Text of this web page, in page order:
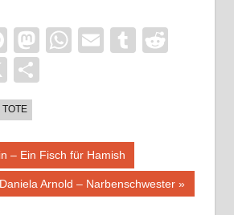
Pinterest
Mastodon
WhatsApp
EmailTumblr
X
TOTE
– Ein Fisch für Hamish
Nächster
Daniela Arnold – Narbenschwester